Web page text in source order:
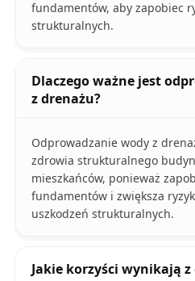
fundamentów, aby zapobiec
strukturalnych.
Dlaczego ważne jest
z drenażu?
Odprowadzanie wody z
zdrowia strukturalnego
mieszkańców, ponieważ
fundamentów i zwiększa
uszkodzeń strukturalnych.
Jakie korzyści wynikają